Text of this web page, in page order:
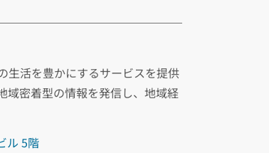
生活を豊かにするサービスを提供
域密着型の情報を発信し、地域経
ル 5階